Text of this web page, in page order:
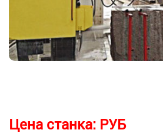
Цена станка: РУБ